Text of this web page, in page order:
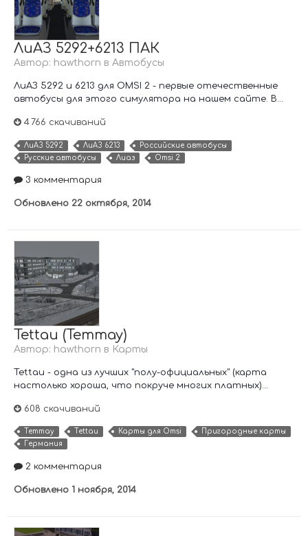
ЛиАЗ 5292+6213 ПАК
Автор: hawthorn в Автобусы
ЛиАЗ 5292 и 6213 для OMSI 2 - первые отечественные
автобусы для этого симулятора на нашем сайте. В...
4 766 скачиваний
ЛиАЗ 5292 ЛиАЗ 6213
Российские автобусы
Русские автобусы
Лиаз Omsi 2
3 комментария
Обновлено 22 октября, 2014
Tettau (Теттау)
Автор: hawthorn в Карты
Tettau - одна из лучших "полу-официальных" (карта
настолько хороша, что покруче многих платных)...
608 скачиваний
Теттау Tettau Карты для Omsi
Пригородные карты
Германия
2 комментария
Обновлено 1 ноября, 2014